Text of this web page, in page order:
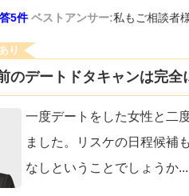
5件 ベストアンサー:私もご相談者
り
のデートドタキャンは完全
一度デートをした女性と二
ました。リスケの日程候補
なしということでしょうか...